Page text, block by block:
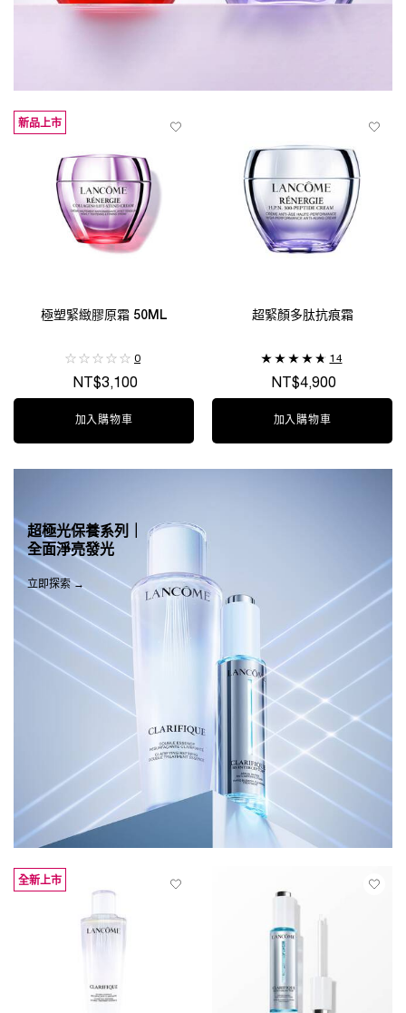
新品上市
極塑緊緻膠原霜 50ML
0
NT$3,100
加入購物車
超緊顏多肽抗痕霜
14
NT$4,900
加入購物車
超極光保養系列｜
全面淨亮發光
立即探索 →
全新上市